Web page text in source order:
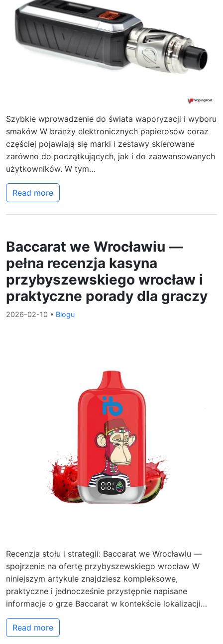
Szybkie wprowadzenie do świata waporyzacji i wyboru
smaków W branży elektronicznych papierosów coraz
częściej pojawiają się marki i zestawy skierowane
zarówno do początkujących, jak i do zaawansowanych
użytkowników. W tym…
Read more
Baccarat we Wrocławiu —
pełna recenzja kasyna
przybyszewskiego wrocław i
praktyczne porady dla graczy
2026-02-10 • Blogu
Recenzja stołu i strategii: Baccarat we Wrocławiu —
spojrzenie na ofertę przybyszewskiego wrocław W
niniejszym artykule znajdziesz kompleksowe,
praktyczne i jednocześnie przystępnie napisane
informacje o grze Baccarat w kontekście lokalizacji…
Read more